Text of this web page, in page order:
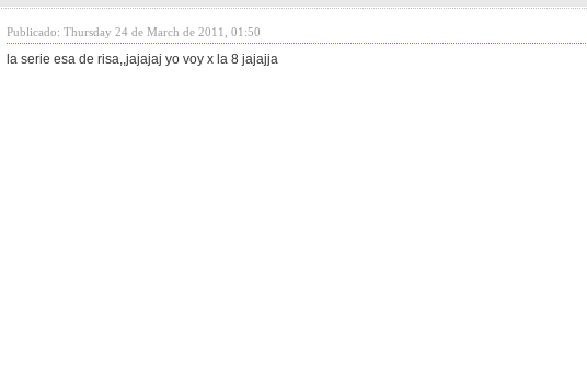
Publicado: Thursday 24 de March de 2011, 01:50
la serie esa de risa,,jajajaj yo voy x la 8 jajajja